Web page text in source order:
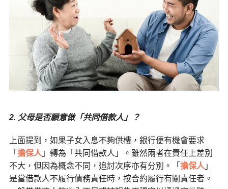
2. 父母是否願意做「共同借款人」？
上面提到，如果子女入息不夠供樓，銀行便有機會要求
「 擔保人 」轉為「共同借款人」。雖然兩者在責任上差別
不大，但因為概念不同，追討次序亦有分別。「 擔保人 」
是當借款人不履行債務責任時，按合約履行有關責任者。